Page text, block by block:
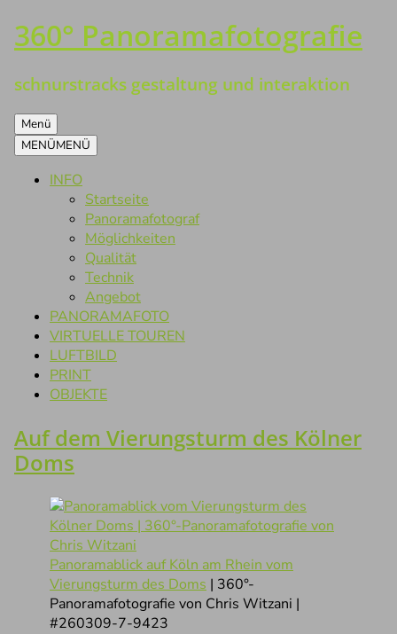
Zum
Inhalt
360° Panoramafotografie
schnurstracks gestaltung und interaktion
Menü
MENÜMENÜ
INFO
Startseite
Panoramafotograf
Möglichkeiten
Qualität
Technik
Angebot
PANORAMAFOTO
VIRTUELLE TOUREN
LUFTBILD
PRINT
OBJEKTE
Auf dem Vierungsturm des Kölner
Doms
Panoramablick auf Köln am Rhein vom
Vierungsturm des Doms | 360°-
Panoramafotografie von Chris Witzani |
#260309-7-9423